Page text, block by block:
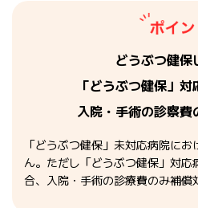
どうぶつ健保
「どうぶつ健保」
入院・手術の診察費
「どうぶつ健保」未対応病院に
ん。ただし「どうぶつ健保」対応
合、入院・手術の診療費のみ補償